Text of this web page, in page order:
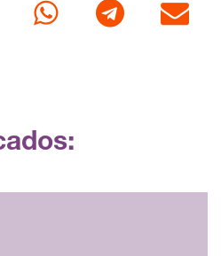
WhatsappTelegram Correo